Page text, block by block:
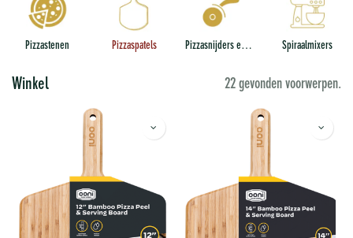
Pizzastenen Pizzaspatels Pizzasnijders en deegschrapers Spiraalmixers
Winkel 22 gevonden voorwerpen.